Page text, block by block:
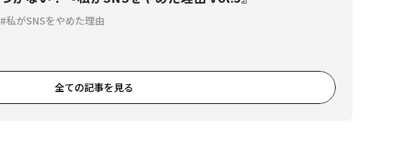
私がSNSをやめた理由
全ての記事を見る